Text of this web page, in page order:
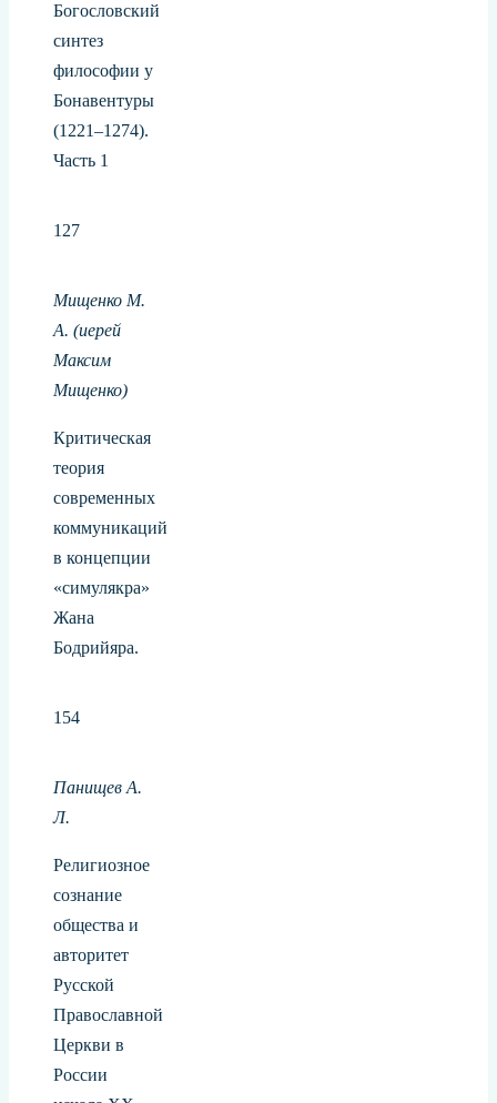
Богословский
синтез
философии у
Бонавентуры
(1221‒1274).
Часть 1
127
Мищенко М.
А. (иерей
Максим
Мищенко)
Критическая
теория
современных
коммуникаций
в концепции
«симулякра»
Жана
Бодрийяра.
154
Панищев А.
Л.
Религиозное
сознание
общества и
авторитет
Русской
Православной
Церкви в
России